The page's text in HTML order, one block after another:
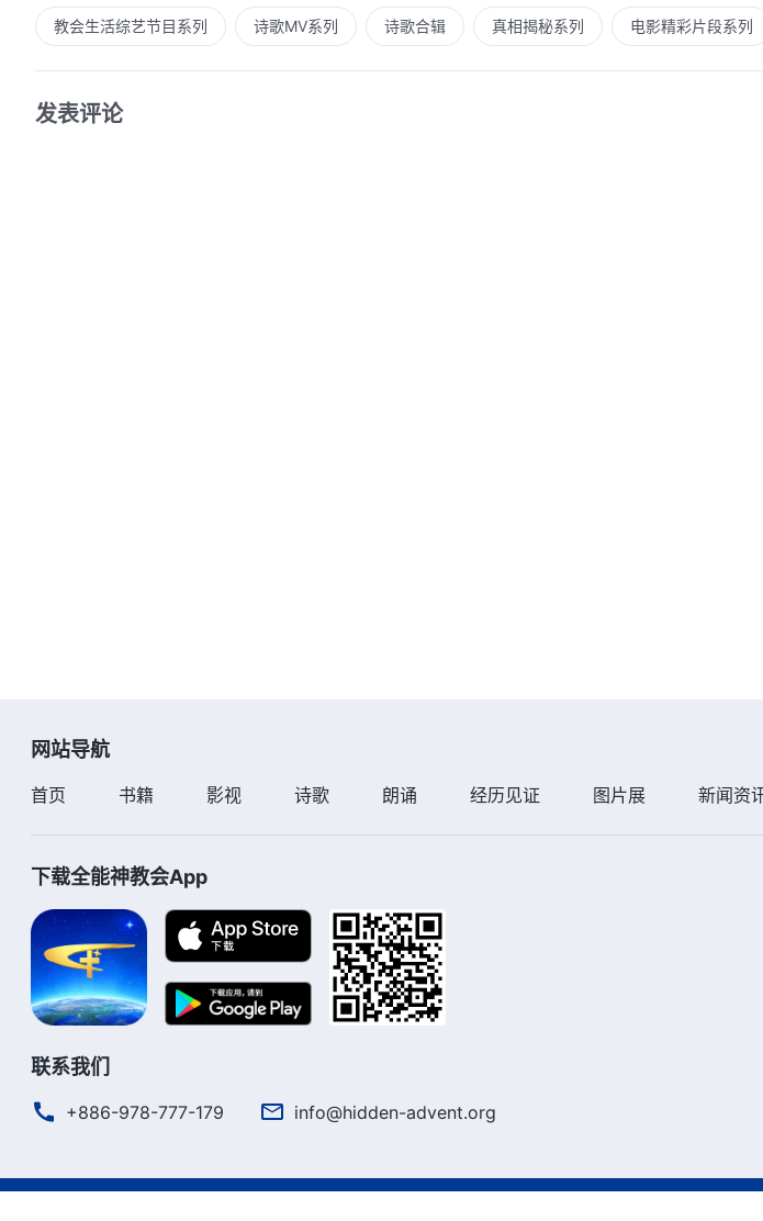
教会生活综艺节目系列 诗歌MV系列 诗歌合辑 真相揭秘系列 电影精彩片段系列
发表评论
网站导航
首页 书籍 影视 诗歌 朗诵 经历见证 图片展 新闻资
下载全能神教会App
联系我们
+886-978-777-179 info@hidden-advent.org